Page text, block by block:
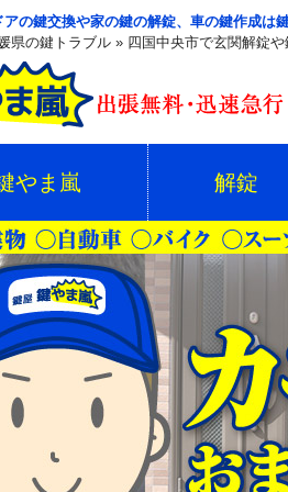
アの鍵交換や家の鍵の解錠、車の鍵作成は
県の鍵トラブル » 四国中央市で玄関解錠
やま嵐 解錠